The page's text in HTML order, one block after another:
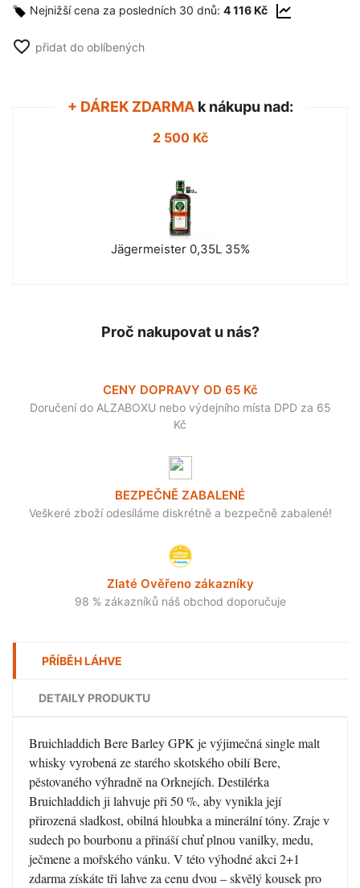
Nejnižší cena za posledních 30 dnů: 4 116 Kč
favorite_border přidat do oblíbených
+ DÁREK ZDARMAk nákupu nad:
2 500 Kč
Jägermeister 0,35L 35%
Proč nakupovat u nás?
CENY DOPRAVY OD 65 Kč
Doručení do ALZABOXU nebo výdejního místa DPD za 65
Kč
BEZPEČNĚ ZABALENÉ
Veškeré zboží odesíláme diskrétně a bezpečně zabalené!
Zlaté Ověřeno zákazníky
98 % zákazníků náš obchod doporučuje
PŘÍBĚH LÁHVE
DETAILY PRODUKTU
Bruichladdich Bere Barley GPK je výjimečná single malt
whisky vyrobená ze starého skotského obilí Bere,
pěstovaného výhradně na Orknejích. Destilérka
Bruichladdich ji lahvuje při 50 %, aby vynikla její
přirozená sladkost, obilná hloubka a minerální tóny. Zraje v
sudech po bourbonu a přináší chuť plnou vanilky, medu,
ječmene a mořského vánku. V této výhodné akci 2+1
zdarma získáte tři lahve za cenu dvou – skvělý kousek pro